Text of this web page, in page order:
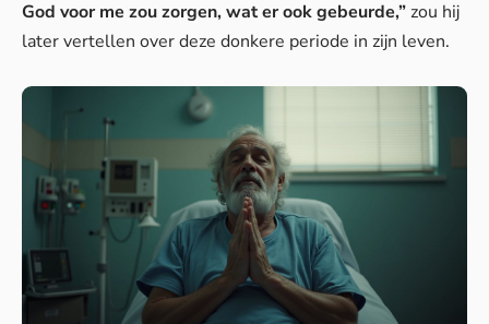
God voor me zou zorgen, wat er ook gebeurde,”zou hij
later vertellen over deze donkere periode in zijn leven.